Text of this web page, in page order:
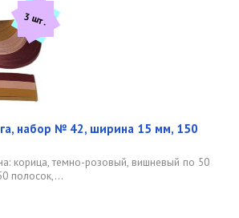
3 шт.
набор № 42, ширина 15 мм, 150
корица, темно-розовый, вишневый по 50
полосок,...